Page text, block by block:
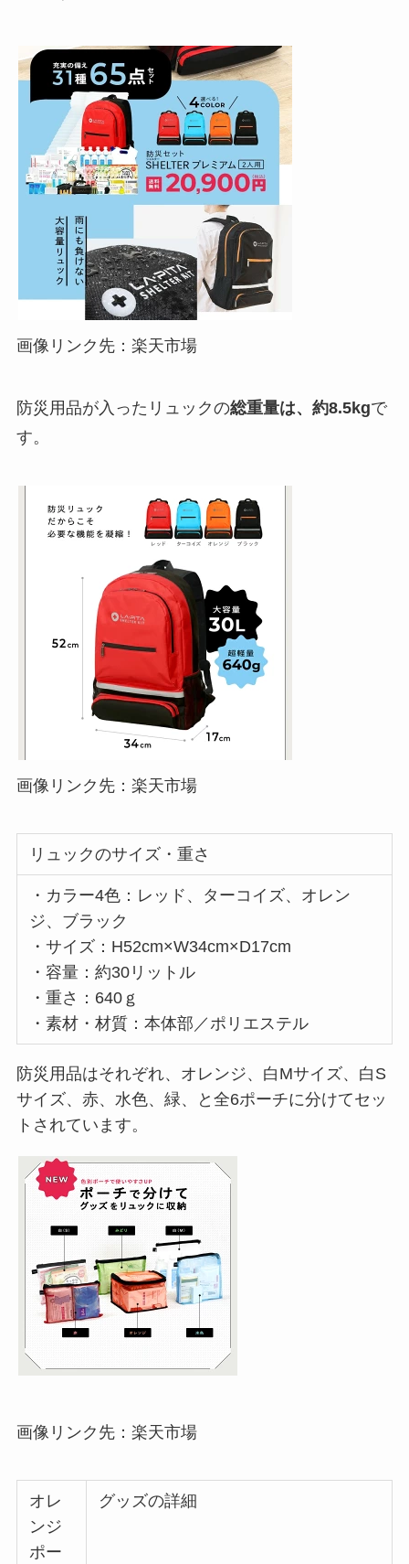
画像リンク先：楽天市場
防災用品が入ったリュックの総重量は、約8.5kgで
す。
画像リンク先：楽天市場
リュックのサイズ・重さ
・カラー4色：レッド、ターコイズ、オレン
ジ、ブラック
・サイズ：H52cm×W34cm×D17cm
・容量：約30リットル
・重さ：640ｇ
・素材・材質：本体部／ポリエステル
防災用品はそれぞれ、オレンジ、白Mサイズ、白S
サイズ、赤、水色、緑、と全6ポーチに分けてセッ
トされています。
画像リンク先：楽天市場
オレ
ンジ
ポー
グッズの詳細